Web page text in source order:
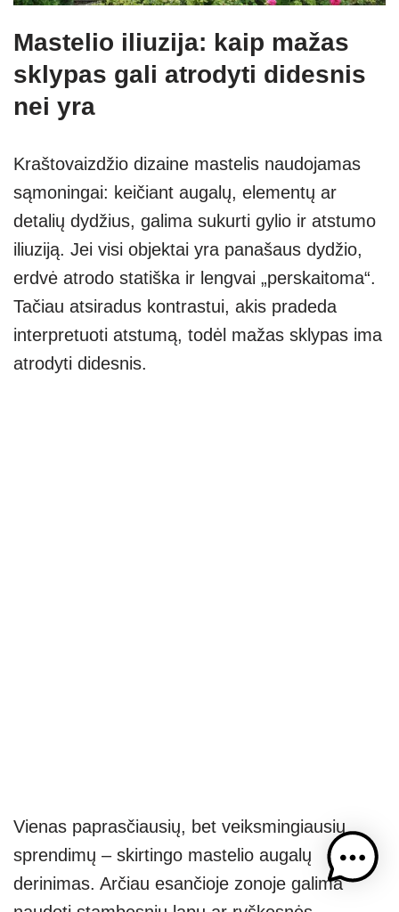
Mastelio iliuzija: kaip mažas
sklypas gali atrodyti didesnis
nei yra
Kraštovaizdžio dizaine mastelis naudojamas
sąmoningai: keičiant augalų, elementų ar
detalių dydžius, galima sukurti gylio ir atstumo
iliuziją. Jei visi objektai yra panašaus dydžio,
erdvė atrodo statiška ir lengvai „perskaitoma“.
Tačiau atsiradus kontrastui, akis pradeda
interpretuoti atstumą, todėl mažas sklypas ima
atrodyti didesnis.
Vienas paprasčiausių, bet veiksmingiausių
sprendimų – skirtingo mastelio augalų
derinimas. Arčiau esančioje zonoje galima